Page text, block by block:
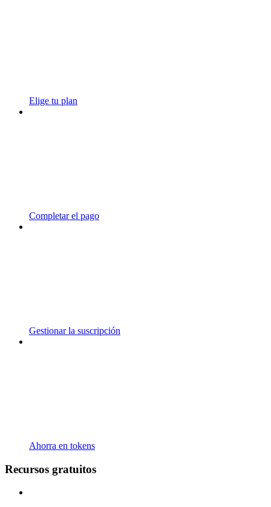
Elige tu plan
Completar el pago
Gestionar la suscripción
Ahorra en tokens
Recursos gratuitos